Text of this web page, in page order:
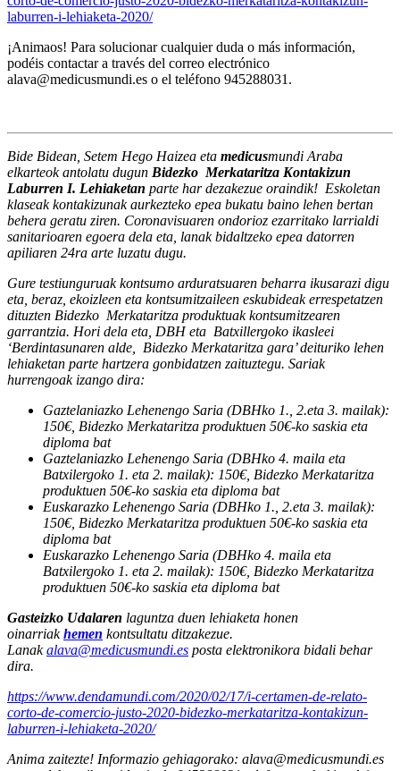
laburren-i-lehiaketa-2020/
¡Animaos! Para solucionar cualquier duda o más información,
podéis contactar a través del correo electrónico
alava@medicusmundi.es o el teléfono 945288031.
Bide Bidean, Setem Hego Haizea eta medicusmundi Araba
elkarteok antolatu dugun Bidezko Merkataritza Kontakizun
Laburren I. Lehiaketan parte har dezakezue oraindik! Eskoletan
klaseak kontakizunak aurkezteko epea bukatu baino lehen bertan
behera geratu ziren. Coronavisuaren ondorioz ezarritako larrialdi
sanitarioaren egoera dela eta, lanak bidaltzeko epea datorren
apiliaren 24ra arte luzatu dugu.
Gure testiunguruak kontsumo arduratsuaren beharra ikusarazi digu
eta, beraz, ekoizleen eta kontsumitzaileen eskubideak errespetatzen
dituzten Bidezko Merkataritza produktuak kontsumitzearen
garrantzia. Hori dela eta, DBH eta Batxillergoko ikasleei
‘Berdintasunaren alde, Bidezko Merkataritza gara’ deituriko lehen
lehiaketan parte hartzera gonbidatzen zaituztegu. Sariak
hurrengoak izango dira:
Gaztelaniazko Lehenengo Saria (DBHko 1., 2.eta 3. mailak):
150€, Bidezko Merkataritza produktuen 50€-ko saskia eta
diploma bat
Gaztelaniazko Lehenengo Saria (DBHko 4. maila eta
Batxilergoko 1. eta 2. mailak): 150€, Bidezko Merkataritza
produktuen 50€-ko saskia eta diploma bat
Euskarazko Lehenengo Saria (DBHko 1., 2.eta 3. mailak):
150€, Bidezko Merkataritza produktuen 50€-ko saskia eta
diploma bat
Euskarazko Lehenengo Saria (DBHko 4. maila eta
Batxilergoko 1. eta 2. mailak): 150€, Bidezko Merkataritza
produktuen 50€-ko saskia eta diploma bat
Gasteizko Udalaren laguntza duen lehiaketa honen
oinarriakhemen kontsultatu ditzakezue.
Lanakalava@medicusmundi.es posta elektronikora bidali behar
dira.
https://www.dendamundi.com/2020/02/17/i-certamen-de-relato-
corto-de-comercio-justo-2020-bidezko-merkataritza-kontakizun-
laburren-i-lehiaketa-2020/
Anima zaitezte! Informazio gehiagorako: alava@medicusmundi.es